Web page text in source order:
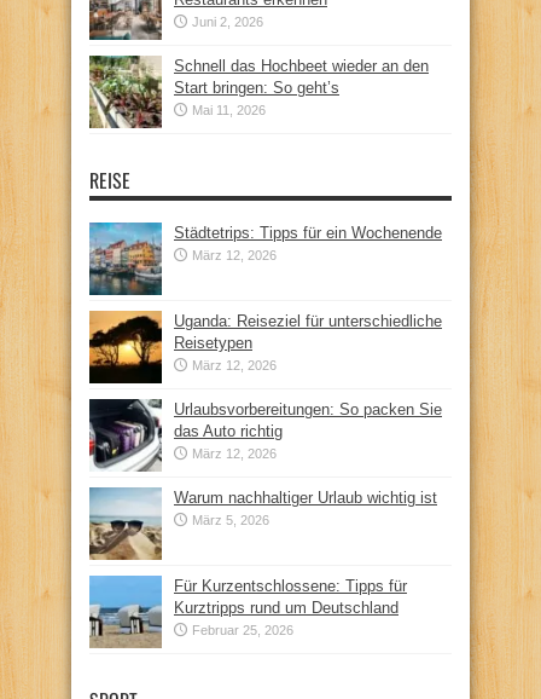
Juni 2, 2026
Schnell das Hochbeet wieder an den
Start bringen: So geht’s
Mai 11, 2026
REISE
Städtetrips: Tipps für ein Wochenende
März 12, 2026
Uganda: Reiseziel für unterschiedliche
Reisetypen
März 12, 2026
Urlaubsvorbereitungen: So packen Sie
das Auto richtig
März 12, 2026
Warum nachhaltiger Urlaub wichtig ist
März 5, 2026
Für Kurzentschlossene: Tipps für
Kurztripps rund um Deutschland
Februar 25, 2026